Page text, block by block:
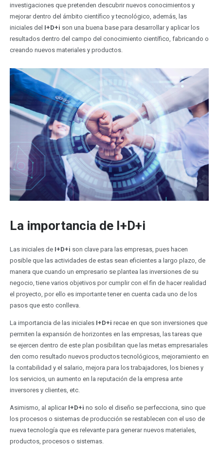
investigaciones que pretenden descubrir nuevos conocimientos y
mejorar dentro del ámbito científico y tecnológico, además, las
iniciales del I+D+i son una buena base para desarrollar y aplicar los
resultados dentro del campo del conocimiento científico, fabricando o
creando nuevos materiales y productos.
La importancia de I+D+i
Las iniciales de I+D+i son clave para las empresas, pues hacen
posible que las actividades de estas sean eficientes a largo plazo, de
manera que cuando un empresario se plantea las inversiones de su
negocio, tiene varios objetivos por cumplir con el fin de hacer realidad
el proyecto, por ello es importante tener en cuenta cada uno de los
pasos que esto conlleva.
La importancia de las iniciales I+D+i recae en que son inversiones que
permiten la expansión de horizontes en las empresas, las tareas que
se ejercen dentro de este plan posibilitan que las metas empresariales
den como resultado nuevos productos tecnológicos, mejoramiento en
la contabilidad y el salario, mejora para los trabajadores, los bienes y
los servicios, un aumento en la reputación de la empresa ante
inversores y clientes, etc.
Asimismo, al aplicar I+D+i no solo el diseño se perfecciona, sino que
los procesos o sistemas de producción se restablecen con el uso de
nueva tecnología que es relevante para generar nuevos materiales,
productos, procesos o sistemas.